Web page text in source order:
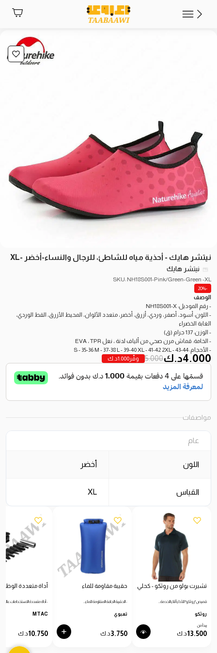
نيتشر هايك - أحذية مياه للشاطئ، للرجال والنساء-أخضر -XL
نيتشر هايك
SKU: NH18S001-Pink/Green-Green -XL
-20%
الوصف
- رقم الموديل: NH18S001-X
- اللون: أسود، أصفر، وردي، أزرق، أخضر، متعدد الألوان، المحيط الأزرق، القط الوردي،
الغابة الخضراء
- الوزن: 137 جرام (ق)
- الخامة: قماش مرن صحي من ألياف لدنة ، نعل EVA ، TPR
- الأحجام: S - 35-36 M - 37-38 L - 39-40 XL - 41-42 2XL - 43-44
وفّر 1.000د.ك 5.000 4.000د.ك
مواصفات
عام
اللون أخضر
القياس XL
تشيرت بولو من روثكو - كحلي
قميص "روثكو" للأداء أثناء الخدمة…
روثكو
يبدأ من
13.500د.ك
حقيبة مقاومة للماء
- الحقيبة الجافة المقاومة للماء…
تعبوي
3.750د.ك
أداة متعددة
- أداة متعددة الاستخدامات عالية…
MTAC
10.750د.ك